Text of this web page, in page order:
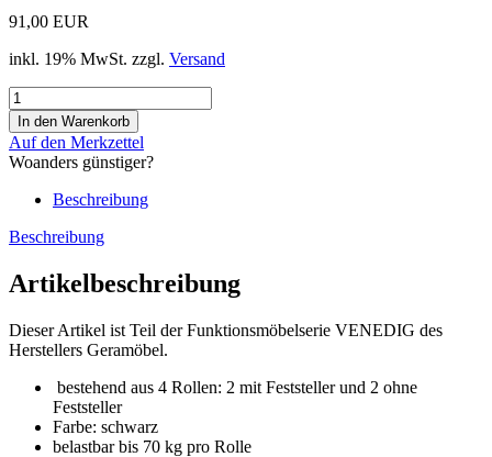
91,00 EUR
inkl. 19% MwSt. zzgl. Versand
Auf den Merkzettel
Woanders günstiger?
Beschreibung
Beschreibung
Artikelbeschreibung
Dieser Artikel ist Teil der Funktionsmöbelserie VENEDIG des
Herstellers Geramöbel.
bestehend aus 4 Rollen: 2 mit Feststeller und 2 ohne
Feststeller
Farbe: schwarz
belastbar bis 70 kg pro Rolle